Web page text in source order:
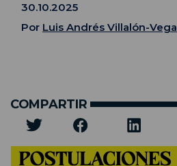
30.10.2025
Por Luis Andrés Villalón-Vega
COMPARTIR